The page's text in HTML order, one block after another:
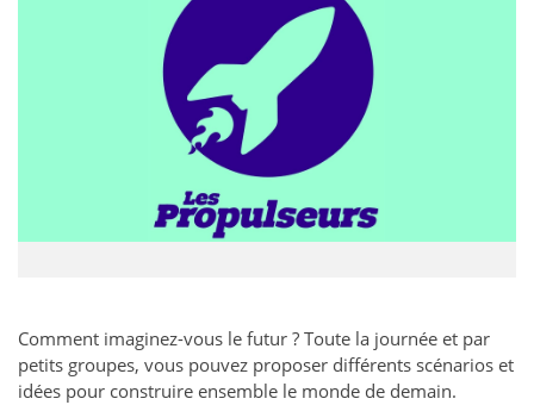
Comment imaginez-vous le futur ? Toute la journée et par
petits groupes, vous pouvez proposer différents scénarios et
idées pour construire ensemble le monde de demain.